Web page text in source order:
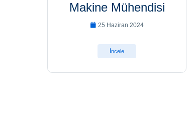
Makine Mühendisi
25 Haziran 2024
İncele